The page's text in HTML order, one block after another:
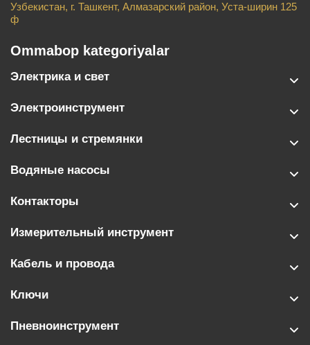
Узбекистан, г. Ташкент, Алмазарский район, Уста-ширин 125
ф
Ommabop kategoriyalar
Электрика и свет
Электроинструмент
Лестницы и стремянки
Водяные насосы
Контакторы
Измерительный инструмент
Кабель и провода
Ключи
Пневноинструмент